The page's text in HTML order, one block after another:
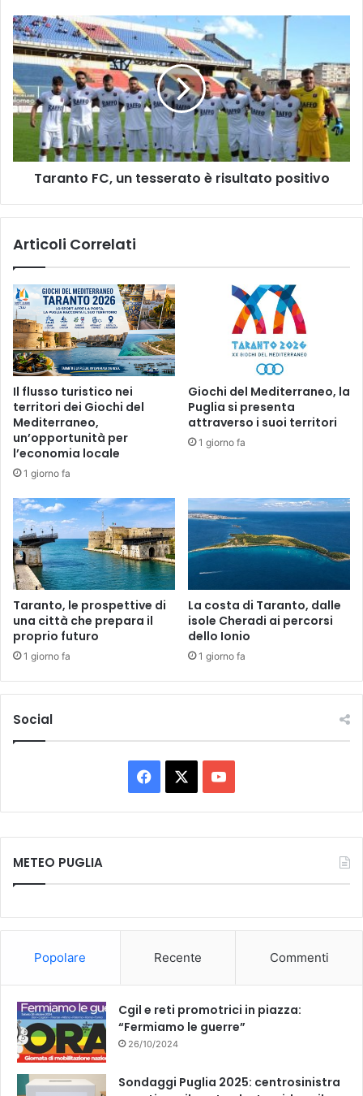
a
f
o
d
o
f
o
a
4
0
.
0
0
E
U
O
T
a
r
n
t
C
e
e
r
a
t
o
r
i
s
u
l
a
t
o
p
o
s
i
t
i
v
Taranto FC, un tesserato è risultato positivo
Articoli Correlati
Il flusso turistico nei
territori dei Giochi del
Mediterraneo,
un’opportunità per
l’economia locale
1 giorno fa
Giochi del Mediterraneo, la
Puglia si presenta
attraverso i suoi territori
1 giorno fa
Taranto, le prospettive di
una città che prepara il
proprio futuro
1 giorno fa
La costa di Taranto, dalle
isole Cheradi ai percorsi
dello Ionio
1 giorno fa
Social
a
c
k
o
u
METEO PUGLIA
Popolare Recente Commenti
Cgil e reti promotrici in piazza:
“Fermiamo le guerre”
26/10/2024
Sondaggi Puglia 2025: centrosinistra